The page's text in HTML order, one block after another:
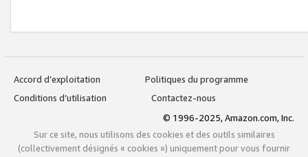
Accord d’exploitation
Politiques du programme
Conditions d’utilisation
Contactez-nous
© 1996-2025, Amazon.com, Inc.
Sur ce site, nous utilisons des cookies et des outils similaires
(collectivement désignés « cookies ») uniquement pour vous fournir